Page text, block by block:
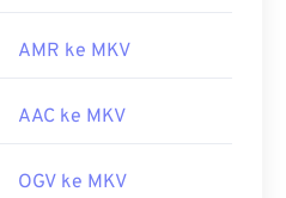
AMR ke MKV
AAC ke MKV
OGV ke MKV